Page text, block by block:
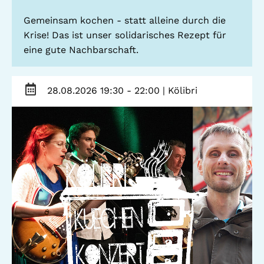
Gemeinsam kochen - statt alleine durch die
Krise! Das ist unser solidarisches Rezept für
eine gute Nachbarschaft.
28.08.2026 19:30 - 22:00 | Kölibri